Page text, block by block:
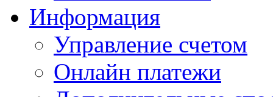
Информация
Управление счетом
Онлайн платежи